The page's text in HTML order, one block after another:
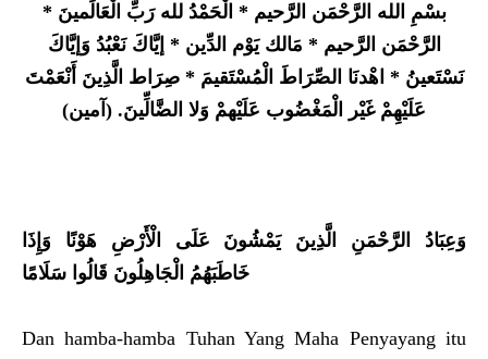
بسْمِ الله الرَّحْمَن الرَّحيم * الْحَمْدُ لله رَبِّ الْعَالَمينَ *
الرَّحْمَن الرَّحيم * مَالك يَوْم الدِّين * إيَّاكَ نَعْبُدُ وَإيَّاكَ
نَسْتَعينُ * اهْدنَا الصِّرَاطَ الْمُسْتَقيمَ * صِرَاط الَّذِينَ أَنْعَمْتَ
عَلَيْهِمْ غَيْر الْمَغْضُوب عَلَيْهمْ وَلا الضَّالِّينَ. (آمين)
وَعِبَادُ الرَّحْمَنِ الَّذِينَ يَمْشُونَ عَلَى الْأَرْضِ هَوْنًا وَإِذَا
خَاطَبَهُمُ الْجَاهِلُونَ قَالُوا سَلَامًا
Dan hamba-hamba Tuhan Yang Maha Penyayang itu